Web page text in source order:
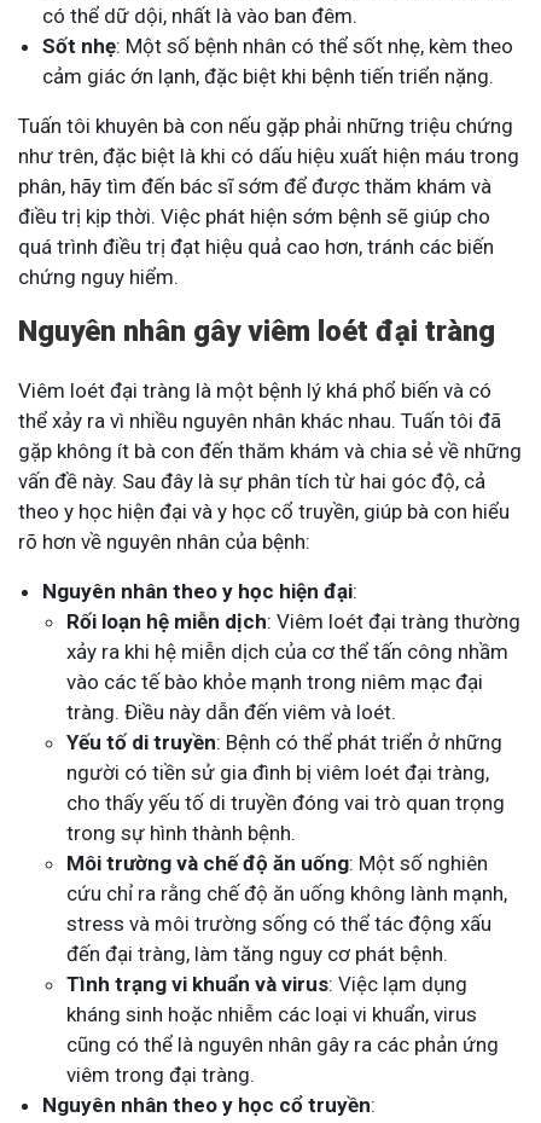
có thể dữ dội, nhất là vào ban đêm.
Sốt nhẹ: Một số bệnh nhân có thể sốt nhẹ, kèm theo
cảm giác ớn lạnh, đặc biệt khi bệnh tiến triển nặng.
Tuấn tôi khuyên bà con nếu gặp phải những triệu chứng
như trên, đặc biệt là khi có dấu hiệu xuất hiện máu trong
phân, hãy tìm đến bác sĩ sớm để được thăm khám và
điều trị kịp thời. Việc phát hiện sớm bệnh sẽ giúp cho
quá trình điều trị đạt hiệu quả cao hơn, tránh các biến
chứng nguy hiểm.
Nguyên nhân gây viêm loét đại tràng
Viêm loét đại tràng là một bệnh lý khá phổ biến và có
thể xảy ra vì nhiều nguyên nhân khác nhau. Tuấn tôi đã
gặp không ít bà con đến thăm khám và chia sẻ về những
vấn đề này. Sau đây là sự phân tích từ hai góc độ, cả
theo y học hiện đại và y học cổ truyền, giúp bà con hiểu
rõ hơn về nguyên nhân của bệnh:
Nguyên nhân theo y học hiện đại:
Rối loạn hệ miễn dịch: Viêm loét đại tràng thường
xảy ra khi hệ miễn dịch của cơ thể tấn công nhầm
vào các tế bào khỏe mạnh trong niêm mạc đại
tràng. Điều này dẫn đến viêm và loét.
Yếu tố di truyền: Bệnh có thể phát triển ở những
người có tiền sử gia đình bị viêm loét đại tràng,
cho thấy yếu tố di truyền đóng vai trò quan trọng
trong sự hình thành bệnh.
Môi trường và chế độ ăn uống: Một số nghiên
cứu chỉ ra rằng chế độ ăn uống không lành mạnh,
stress và môi trường sống có thể tác động xấu
đến đại tràng, làm tăng nguy cơ phát bệnh.
Tình trạng vi khuẩn và virus: Việc lạm dụng
kháng sinh hoặc nhiễm các loại vi khuẩn, virus
cũng có thể là nguyên nhân gây ra các phản ứng
viêm trong đại tràng.
Nguyên nhân theo y học cổ truyền: